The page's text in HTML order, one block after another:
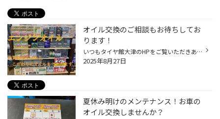
オイル交換のご相談もお待ちしてお
ります！
いつもタイヤ館大津のHPをご覧いただきありがとうございます！ 今日は商品・サービスのご紹介！ その中でもお車のメンテナンスには欠かせない 『オイル交換』についてご紹介！ ご存じの方も多いかと思いますが、 各お車にはそのお車に適したオイルの粘度というものがあります！！ 0w-20や5w-30、10w...
2025年8月27日
夏休み明けのメンテナンス！お車の
オイル交換しませんか？